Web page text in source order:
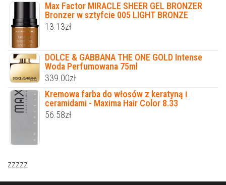
Max Factor MIRACLE SHEER GEL BRONZER
Bronzer w sztyfcie 005 LIGHT BRONZE
13.13zł
DOLCE & GABBANA THE ONE GOLD Intense
Woda Perfumowana 75ml
339.00zł
Kremowa farba do włosów z keratyną i
ceramidami - Maxima Hair Color 8.33
56.58zł
zzzzz